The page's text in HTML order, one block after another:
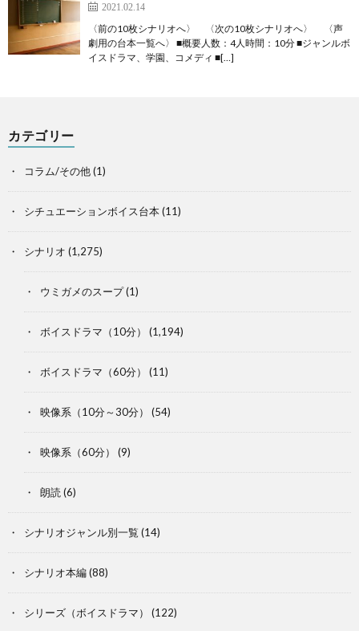
2021.02.14
〈前の10枚シナリオへ〉 〈次の10枚シナリオへ〉 〈声
劇用の台本一覧へ〉 ■概要人数：4人時間：10分 ■ジャンルボ
イスドラマ、学園、コメディ ■[…]
カテゴリー
コラム/その他(1)
シチュエーションボイス台本(11)
シナリオ (1,275)
ウミガメのスープ(1)
ボイスドラマ（10分） (1,194)
ボイスドラマ（60分） (11)
映像系（10分～30分） (54)
映像系（60分） (9)
朗読 (6)
シナリオジャンル別一覧 (14)
シナリオ本編(88)
シリーズ（ボイスドラマ） (122)